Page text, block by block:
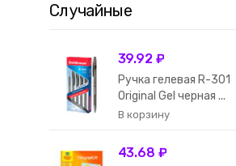
Случайные
39.92 ₽
Ручка гелевая R-301
Original Gel черная ...
43.68 ₽